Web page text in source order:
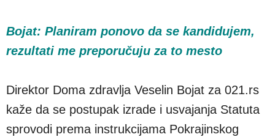
Bojat: Planiram ponovo da se kandidujem,
rezultati me preporučuju za to mesto
Direktor Doma zdravlja Veselin Bojat za 021.rs
kaže da se postupak izrade i usvajanja Statuta
sprovodi prema instrukcijama Pokrajinskog